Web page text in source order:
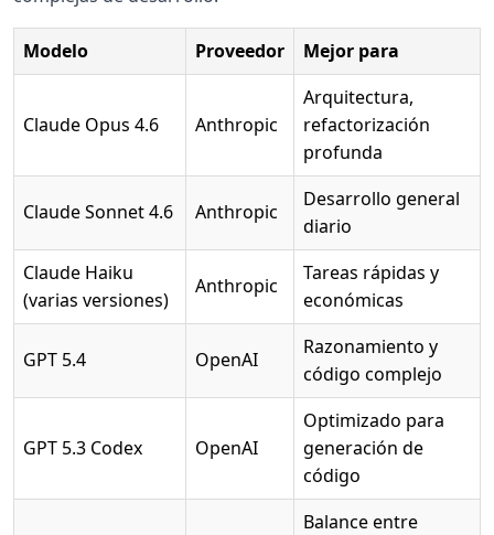
Modelo Proveedor Mejor para
Claude Opus 4.6 Anthropic
Arquitectura,
refactorización
profunda
Claude Sonnet 4.6 Anthropic
Desarrollo general
diario
Claude Haiku
(varias versiones)
Anthropic
Tareas rápidas y
económicas
GPT 5.4 OpenAI
Razonamiento y
código complejo
GPT 5.3 Codex OpenAI
Optimizado para
generación de
código
Balance entre